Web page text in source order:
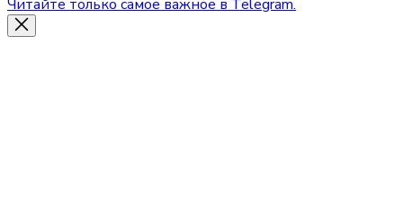
Читайте только самое важное в Telegram.